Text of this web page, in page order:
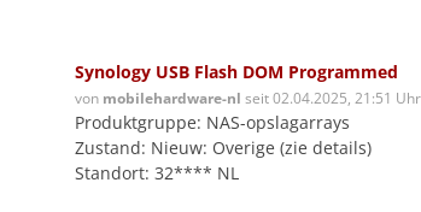
Synology USB Flash DOM Programmed
von mobilehardware-nl seit 02.04.2025, 21:51 Uhr
Produktgruppe: NAS-opslagarrays
Zustand: Nieuw: Overige (zie details)
Standort: 32**** NL